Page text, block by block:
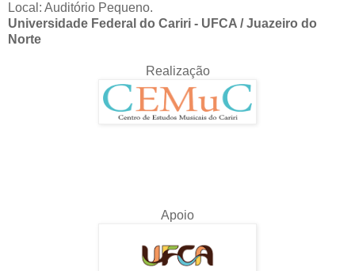
Local: Auditório Pequeno.
Universidade Federal do Cariri - UFCA / Juazeiro do
Norte
Realização
Apoio